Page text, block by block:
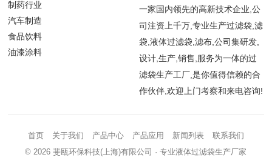
制药行业
汽车制造
食品饮料
油漆涂料
一家国内领先的高新技术企业,公
司注资上千万,专业生产过滤袋,滤
袋,液体过滤袋,滤布,公司集研发,
设计,生产,销售,服务为一体的过
滤袋生产工厂,是你值得信赖的合
作伙伴,欢迎上门考察和来电咨询!
首页 关于我们 产品中心 产品应用 新闻列表
联系我们
© 2026斐瓯环保科技(上海)有限公司 · 专业液体过滤袋生产厂家